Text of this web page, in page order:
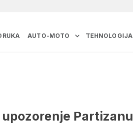
AUTO-MOTO TEHNOLOGIJA
Partizanu